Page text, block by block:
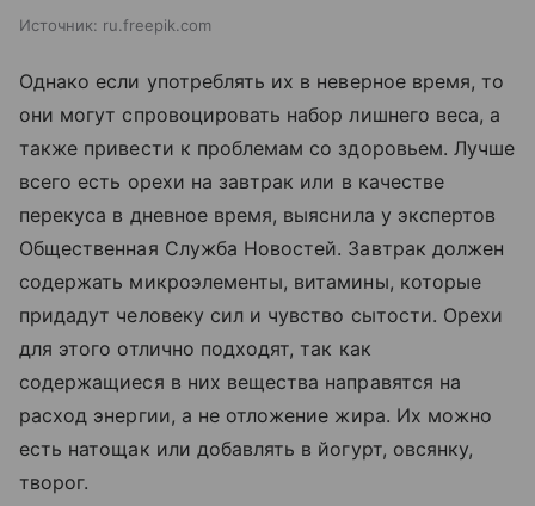
Источник: ru.freepik.com
Однако если употреблять их в неверное время, то
они могут спровоцировать набор лишнего веса, а
также привести к проблемам со здоровьем. Лучше
всего есть орехи на завтрак или в качестве
перекуса в дневное время, выяснила у экспертов
Общественная Служба Новостей. Завтрак должен
содержать микроэлементы, витамины, которые
придадут человеку сил и чувство сытости. Орехи
для этого отлично подходят, так как
содержащиеся в них вещества направятся на
расход энергии, а не отложение жира. Их можно
есть натощак или добавлять в йогурт, овсянку,
творог.